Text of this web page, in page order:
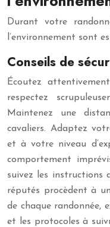
Durant votre
l’environnement sont
Conseils de
Écoutez
respectez
Maintenez une
cavaliers. Adaptez
et à votre niveau
comportement
suivez les instructions
réputés procèdent à
de chaque randonnée,
et les protocoles à